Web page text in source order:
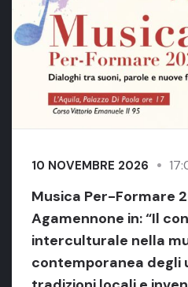
10 NOVEMBRE 2026
Musica Per-Formare
Agamennone in: “Il
interculturale nella
contemporanea degli